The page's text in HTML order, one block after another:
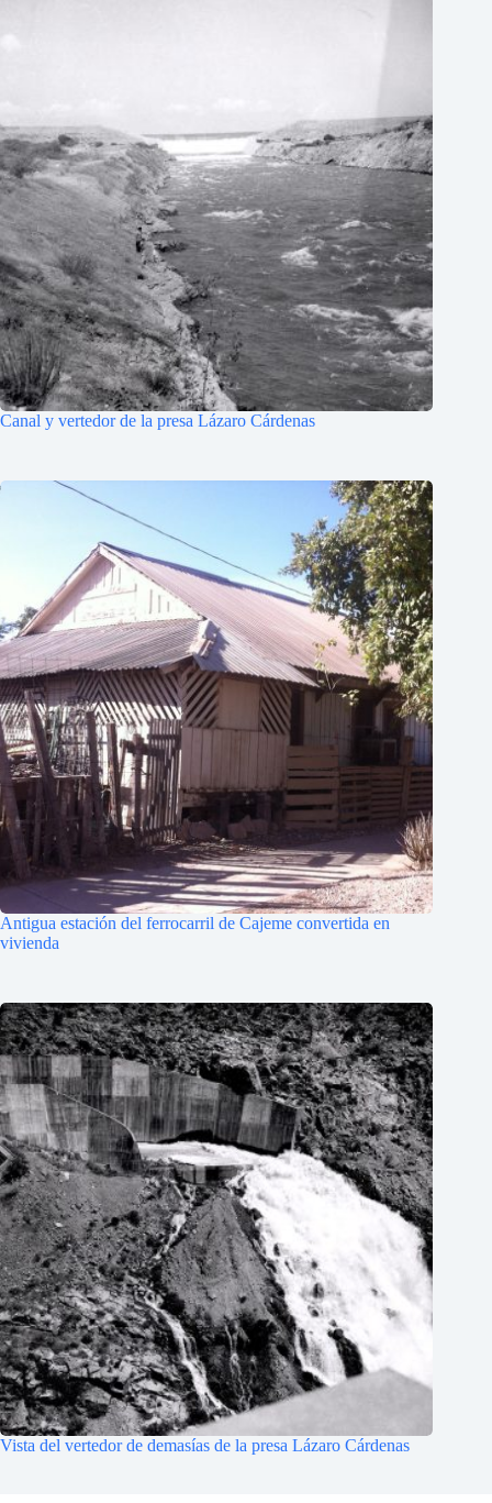
Canal y vertedor de la presa Lázaro Cárdenas
Antigua estación del ferrocarril de Cajeme convertida en
vivienda
Vista del vertedor de demasías de la presa Lázaro Cárdenas